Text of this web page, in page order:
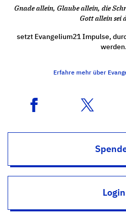
Gnade allein, Glaube allein, die
Gott allein sei
setzt Evangelium21 Impulse,
werden.
Erfahre mehr über
Login